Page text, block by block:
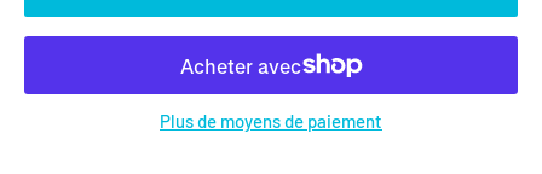
Plus de moyens de paiement